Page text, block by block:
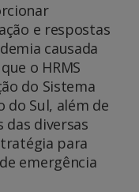
e respostas
causada
o HRMS
do Sistema
do Sul, além de
das diversas
para
emergência